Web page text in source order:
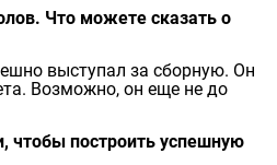
Что можете сказать о
выступал за сборную. Он
Возможно, он еще не до
чтобы построить успешную